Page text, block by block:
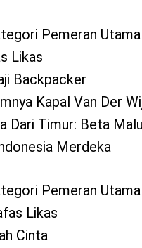
Pemeran
Likas
Backpacker
Kapal Van Der
Dari Timur: Beta
Merdeka
Pemeran
Likas
Cinta